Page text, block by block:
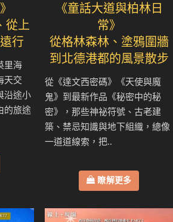
從上
行
里海
天交
沿途小
的旅途
《童話大道與柏林日
常》
從格林森林、塗鴉圍牆
到北德港都的風景散步
從《達文西密碼》《天使與魔
鬼》到最新作品《秘密中的秘
密》，那些神祕符號、古老建
築、禁忌知識與地下組織，總像
一道道線索，把..
瞭解更多